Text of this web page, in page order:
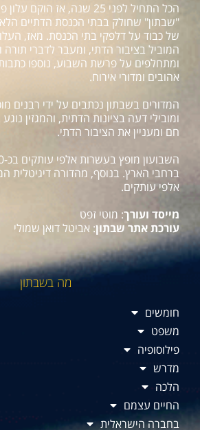
הכל התחיל לפני 25 שנה, אז
"שבתון" שחולק בבתי הכנסת הדתיים
של כבוד על דלפקי בתי הכנסת. מאז,
המוביל בציבור הדתי, ומעבר לדברי תורה
ומתחלפים על פרשת השבוע, נוספו כתבות
אהובים ומדורי אירוח.
המדורים בשבתון נכתבים על ידי רבנים
ומובילי דעה בציונות הדתית, והמגזין
חם ומעניין את הציבור הדתי.
ברחבי הארץ. בנוסף, מהדורה דיגיטלית
אלפי עותקים.
מייסד ועורך: מוטי זפט
עורכת אתר שבתון: אביטל דואן שמולי
מה בשבתון
חומשים
משפט
פילוסופיה
מדרש
הלכה
החיים עצמם
בחברה הישראלית